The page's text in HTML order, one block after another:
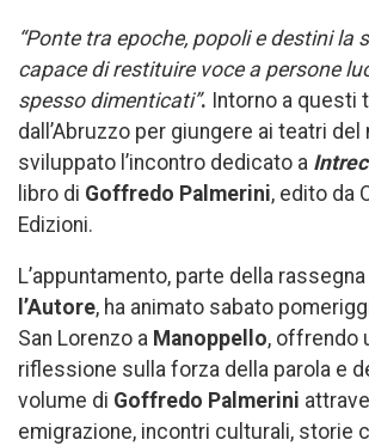
“Ponte tra epoche, popoli e destini la
capace di restituire voce a persone
spesso dimenticati”. Intorno a questi
dall’Abruzzo per giungere ai teatri del
sviluppato l’incontro dedicato a
libro di Goffredo Palmerini, edito da
Edizioni.
L’appuntamento, parte della rassegna
l’Autore, ha animato sabato
San Lorenzo a Manoppello, offrendo
riflessione sulla forza della parola e
volume di Goffredo Palmerini
emigrazione, incontri culturali, storie